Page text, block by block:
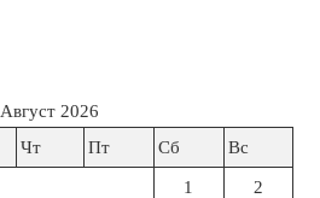
Август 2026
Чт Пт Сб Вс
1 2